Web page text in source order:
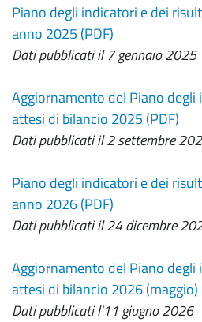
Piano degli indicatori e dei
anno 2025 (PDF)
Dati pubblicati il 7 gennaio 2025
Aggiornamento del Piano
attesi di bilancio 2025 (PDF)
Dati pubblicati il 2 settembre
Piano degli indicatori e dei
anno 2026 (PDF)
Dati pubblicati il 24 dicembre
Aggiornamento del Piano
attesi di bilancio 2026 (maggio)
Dati pubblicati l'11 giugno 2026